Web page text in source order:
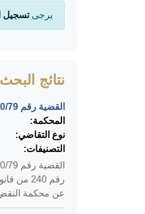
يرجىتسجيل
نتائج البحث
القضية رقم ‎79‏/‎2020‏ المنعقدة في محكمة النقض بتاريخ ‎2020-02-24‏
المحكمة:
نوع التقاضي:
التصنيفات:
عن محكمة